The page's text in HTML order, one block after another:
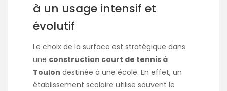
à un usage intensif et
évolutif
Le choix de la surface est stratégique dans
une construction court de tennis à
Toulon destinée à une école. En effet, un
établissement scolaire utilise souvent le